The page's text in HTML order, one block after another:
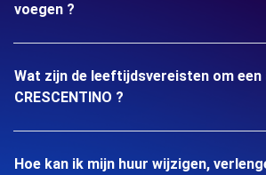
voegen ?
Wat zijn de leeftijdsvereisten om
CRESCENTINO ?
Hoe kan ik mijn huur wijzigen,